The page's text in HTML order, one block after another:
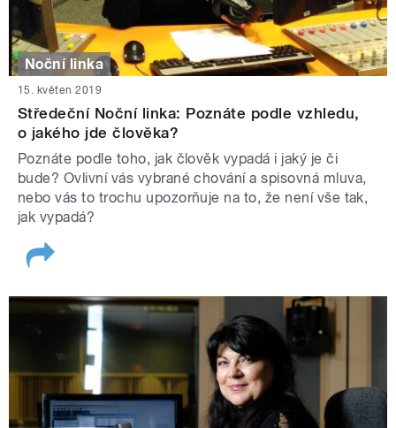
Noční linka
15. květen 2019
Středeční Noční linka: Poznáte podle vzhledu,
o jakého jde člověka?
Poznáte podle toho, jak člověk vypadá i jaký je či
bude? Ovlivní vás vybrané chování a spisovná mluva,
nebo vás to trochu upozorňuje na to, že není vše tak,
jak vypadá?